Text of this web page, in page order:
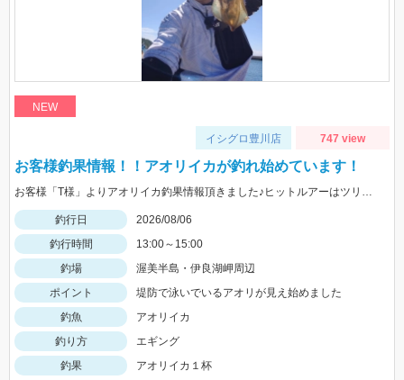
NEW
イシグロ豊川店 747 view
お客様釣果情報！！アオリイカが釣れ始めています！
釣行日
2026/08/06
釣行時間
13:00～15:00
釣場
渥美半島・伊良湖岬周辺
ポイント
堤防で泳いでいるアオリが見え始めました
釣魚
アオリイカ
釣り方
エギング
釣果
アオリイカ１杯